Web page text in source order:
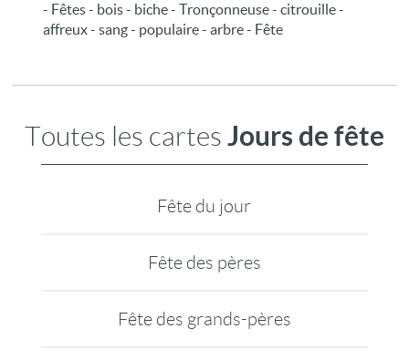
- Fêtes - bois - biche - Tronçonneuse - citrouille -
affreux - sang - populaire - arbre - Fête
Toutes les cartes Jours de fête
Fête du jour
Fête des pères
Fête des grands-pères